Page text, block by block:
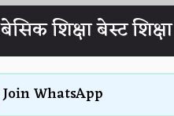
बेसिक शिक्षा बेस्ट शिक्षा
Join WhatsApp